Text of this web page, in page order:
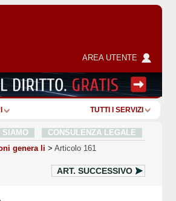
AREA UTENTE
TUTTI I SERVIZI
SIAMO
CONSULENZA LEGALE
genera li > Articolo 161
ART. SUCCESSIVO